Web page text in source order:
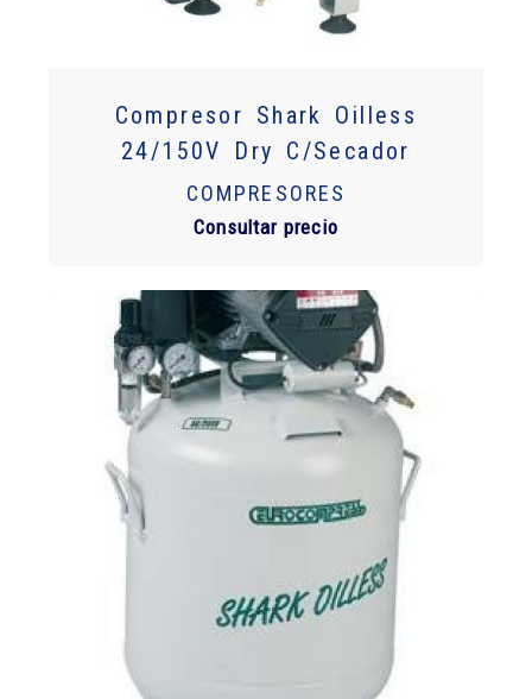
Compresor Shark Oilless
24/150V Dry C/Secador
COMPRESORES
Consultar precio